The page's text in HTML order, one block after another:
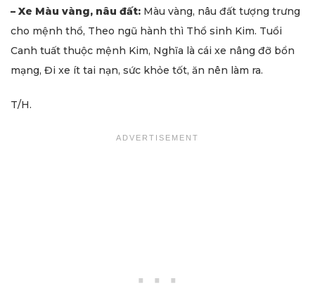
– Xe Màu vàng, nâu đất: Màu vàng, nâu đất tượng trưng
cho mệnh thổ, Theo ngũ hành thì Thổ sinh Kim. Tuổi
Canh tuất thuộc mệnh Kim, Nghĩa là cái xe nâng đỡ bổn
mạng, Đi xe ít tai nạn, sức khỏe tốt, ăn nên làm ra.
T/H.